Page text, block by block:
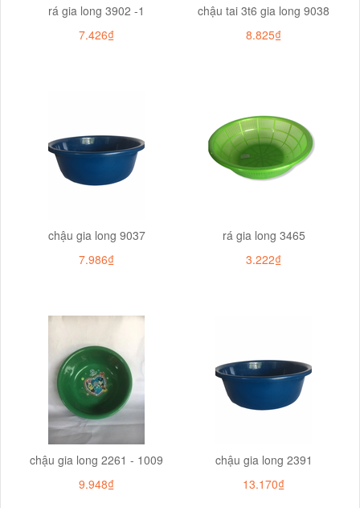
rá gia long 3902 -1
7.426₫
chậu tai 3t6 gia long 9038
8.825₫
chậu gia long 9037
7.986₫
rá gia long 3465
3.222₫
chậu gia long 2261 - 1009
9.948₫
chậu gia long 2391
13.170₫